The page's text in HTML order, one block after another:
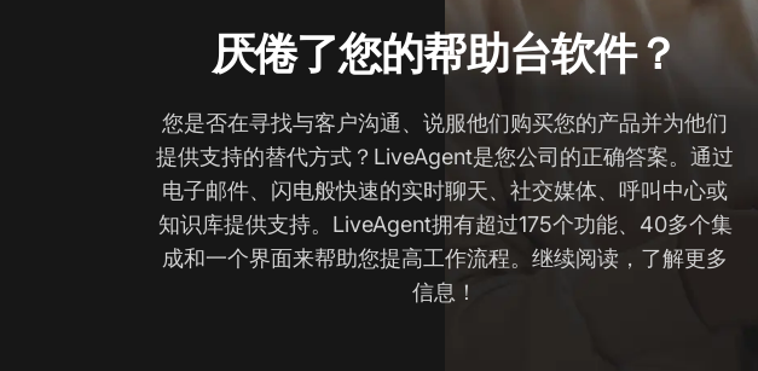
厌倦了您的帮助台软件？
您是否在寻找与客户沟通、说服他们购买您的产品并为他们
提供支持的替代方式？LiveAgent是您公司的正确答案。通过
电子邮件、闪电般快速的实时聊天、社交媒体、呼叫中心或
知识库提供支持。LiveAgent拥有超过175个功能、40多个集
成和一个界面来帮助您提高工作流程。继续阅读，了解更多
信息！